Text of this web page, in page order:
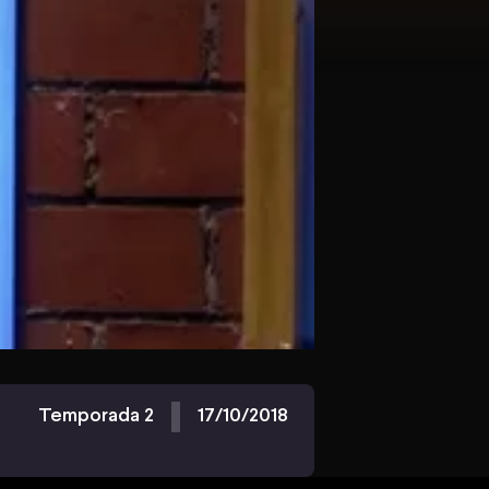
Temporada 2 17/10/2018